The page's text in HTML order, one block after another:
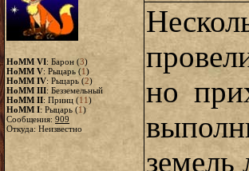
HoMM VI: Барон (3)
HoMM V: Рыцарь (1)
HoMM IV: Рыцарь (2)
HoMM III: Безземельный
HoMM II: Принц (11)
HoMM I: Рыцарь (1)
Сообщения: 909
Откуда: Неизвестно
но
земель